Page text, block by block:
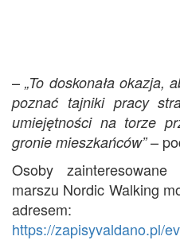
–„To doskonała okazja,
poznać tajniki pracy
umiejętności na torze
gronie mieszkańców”–
Osoby
marszu Nordic Walking
adresem:
https://zapisyvaldano.pl/